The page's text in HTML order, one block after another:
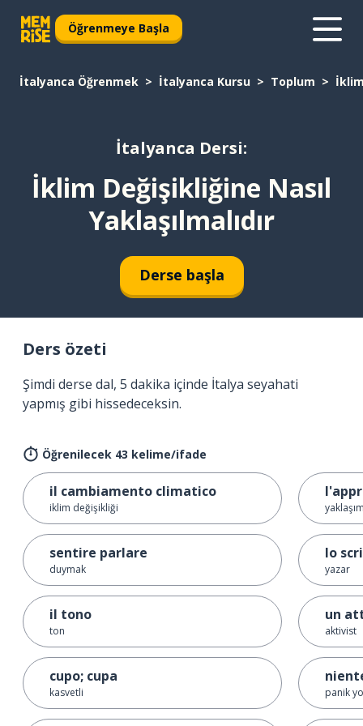
Öğrenmeye Başla
İtalyanca Öğrenmek İtalyanca Kursu Toplum
İtalyanca Dersi:
İklim Değişikliğine Nasıl
Yaklaşılmalıdır
Derse başla
Ders özeti
Şimdi derse dal, 5 dakika içinde İtalya seyahati
yapmış gibi hissedeceksin.
Öğrenilecek 43 kelime/ifade
il cambiamento climatico
iklim değişikliği
sentire parlare
duymak
il tono
ton
cupo; cupa
kasvetli
lo
yazar
un
aktivist
panik